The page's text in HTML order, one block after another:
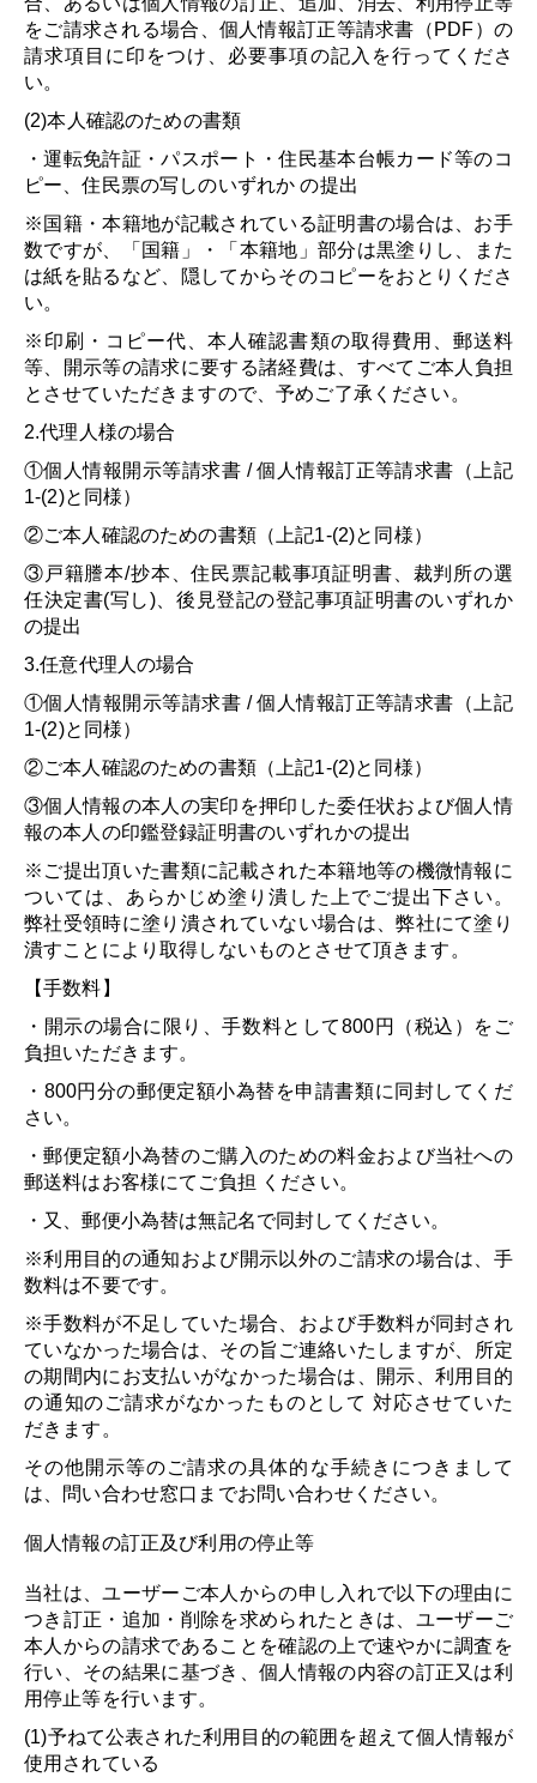
をご請求される場合、個人情報訂正等請求書（PDF）の
請求項目に印をつけ、必要事項の記入を行ってくださ
い。
(2)本人確認のための書類
・運転免許証・パスポート・住民基本台帳カード等のコ
ピー、住民票の写しのいずれか の提出
※国籍・本籍地が記載されている証明書の場合は、お手
数ですが、「国籍」・「本籍地」部分は黒塗りし、また
は紙を貼るなど、隠してからそのコピーをおとりくださ
い。
※印刷・コピー代、本人確認書類の取得費用、郵送料
等、開示等の請求に要する諸経費は、すべてご本人負担
とさせていただきますので、予めご了承ください。
2.代理人様の場合
①個人情報開示等請求書 / 個人情報訂正等請求書（上記
1-(2)と同様）
②ご本人確認のための書類（上記1-(2)と同様）
③戸籍謄本/抄本、住民票記載事項証明書、裁判所の選
任決定書(写し)、後見登記の登記事項証明書のいずれか
の提出
3.任意代理人の場合
①個人情報開示等請求書 / 個人情報訂正等請求書（上記
1-(2)と同様）
②ご本人確認のための書類（上記1-(2)と同様）
③個人情報の本人の実印を押印した委任状および個人情
報の本人の印鑑登録証明書のいずれかの提出
※ご提出頂いた書類に記載された本籍地等の機微情報に
ついては、あらかじめ塗り潰した上でご提出下さい。
弊社受領時に塗り潰されていない場合は、弊社にて塗り
潰すことにより取得しないものとさせて頂きます。
【手数料】
・開示の場合に限り、手数料として800円（税込）をご
負担いただきます。
・800円分の郵便定額小為替を申請書類に同封してくだ
さい。
・郵便定額小為替のご購入のための料金および当社への
郵送料はお客様にてご負担 ください。
・又、郵便小為替は無記名で同封してください。
※利用目的の通知および開示以外のご請求の場合は、手
数料は不要です。
※手数料が不足していた場合、および手数料が同封され
ていなかった場合は、その旨ご連絡いたしますが、所定
の期間内にお支払いがなかった場合は、開示、利用目的
の通知のご請求がなかったものとして 対応させていた
だきます。
その他開示等のご請求の具体的な手続きにつきまして
は、問い合わせ窓口までお問い合わせください。
個人情報の訂正及び利用の停止等
当社は、ユーザーご本人からの申し入れで以下の理由に
つき訂正・追加・削除を求められたときは、ユーザーご
本人からの請求であることを確認の上で速やかに調査を
行い、その結果に基づき、個人情報の内容の訂正又は利
用停止等を行います。
(1)予ねて公表された利用目的の範囲を超えて個人情報が
使用されている